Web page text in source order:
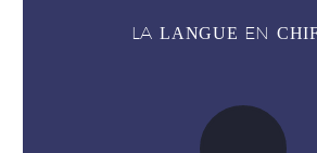
LA LANGUE EN